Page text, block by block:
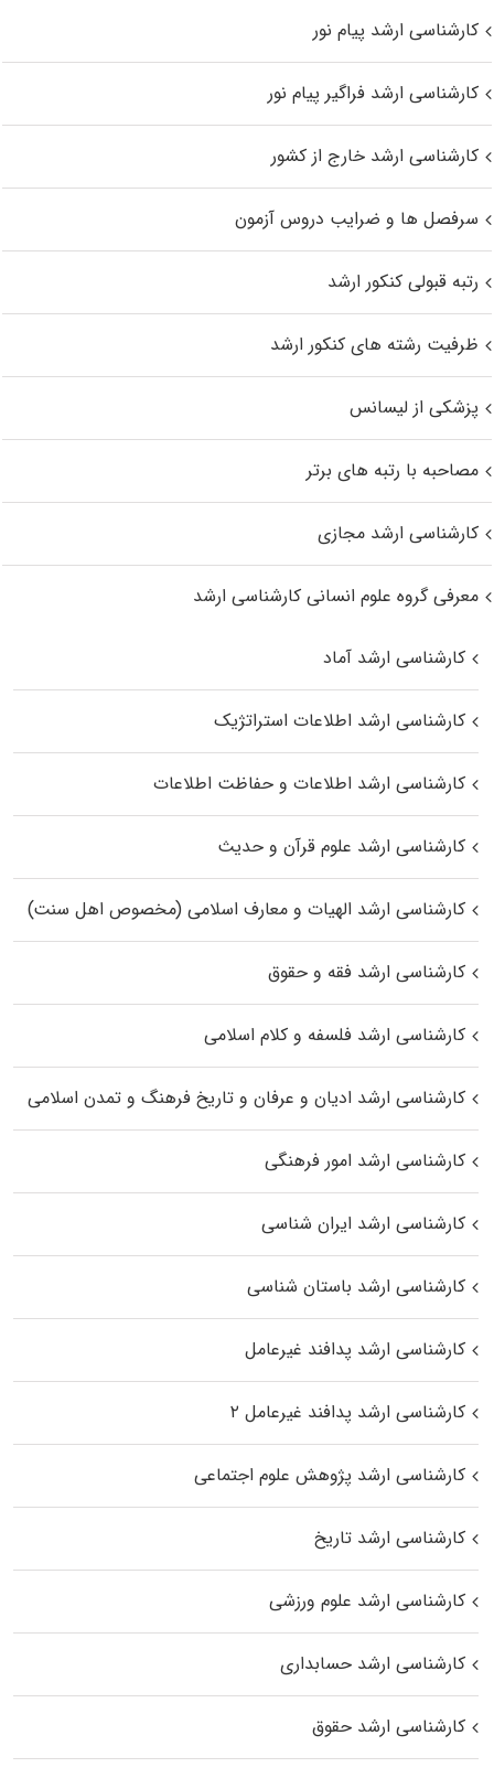
کارشناسی ارشد پیام نور
کارشناسی ارشد فراگیر پیام نور
کارشناسی ارشد خارج از کشور
سرفصل ها و ضرایب دروس آزمون
رتبه قبولی کنکور ارشد
ظرفیت رشته های کنکور ارشد
پزشکی از لیسانس
مصاحبه با رتبه های برتر
کارشناسی ارشد مجازی
معرفی گروه علوم انسانی کارشناسی ارشد
کارشناسی ارشد آماد
کارشناسی ارشد اطلاعات استراتژیک
کارشناسی ارشد اطلاعات و حفاظت اطلاعات
کارشناسی ارشد علوم قرآن و حدیث
کارشناسی ارشد الهیات و معارف اسلامی (مخصوص اهل سنت)
کارشناسی ارشد فقه و حقوق
کارشناسی ارشد فلسفه و کلام اسلامی
کارشناسی ارشد ادیان و عرفان و تاریخ فرهنگ و تمدن اسلامی
کارشناسی ارشد امور فرهنگی
کارشناسی ارشد ایران شناسی
کارشناسی ارشد باستان شناسی
کارشناسی ارشد پدافند غیرعامل
کارشناسی ارشد پدافند غیرعامل ۲
کارشناسی ارشد پژوهش علوم اجتماعی
کارشناسی ارشد تاریخ
کارشناسی ارشد علوم ورزشی
کارشناسی ارشد حسابداری
کارشناسی ارشد حقوق